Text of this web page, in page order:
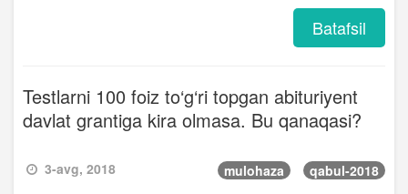
Batafsil
Testlarni 100 foiz to‘g‘ri topgan abituriyent
davlat grantiga kira olmasa. Bu qanaqasi?
3-avg, 2018 mulohaza qabul-2018